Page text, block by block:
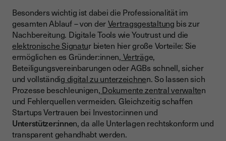
Besonders wichtig ist dabei die Professionalität im
gesamten Ablauf – von derVertragsgestaltung bis zur
Nachbereitung. Digitale Tools wie Youtrust und die
elektronische Signatur bieten hier große Vorteile: Sie
ermöglichen es Gründer:innen, Verträge,
Beteiligungsvereinbarungen oder AGBs schnell, sicher
und vollständig digital zu unterzeichnen. So lassen sich
Prozesse beschleunigen, Dokumente zentral verwalten
und Fehlerquellen vermeiden. Gleichzeitig schaffen
Startups Vertrauen bei Investor:innen und
Unterstützer:innen, da alle Unterlagen rechtskonform und
transparent gehandhabt werden.